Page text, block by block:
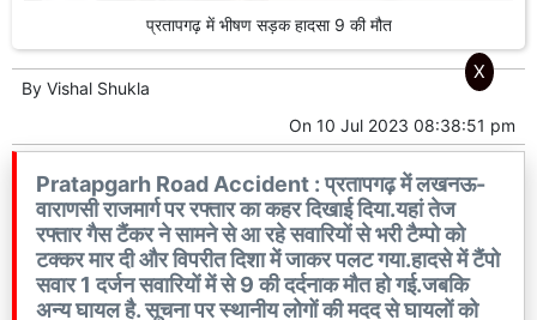
प्रतापगढ़ में भीषण सड़क हादसा 9 की मौत
By Vishal Shukla
On 10 Jul 2023 08:38:51 pm
Pratapgarh Road Accident : प्रतापगढ़ में लखनऊ-
वाराणसी राजमार्ग पर रफ्तार का कहर दिखाई दिया.यहां तेज
रफ्तार गैस टैंकर ने सामने से आ रहे सवारियों से भरी टैम्पो को
टक्कर मार दी और विपरीत दिशा में जाकर पलट गया.हादसे में टैंपो
सवार 1 दर्जन सवारियों में से 9 की दर्दनाक मौत हो गई.जबकि
अन्य घायल है. सूचना पर स्थानीय लोगों की मदद से घायलों को
X